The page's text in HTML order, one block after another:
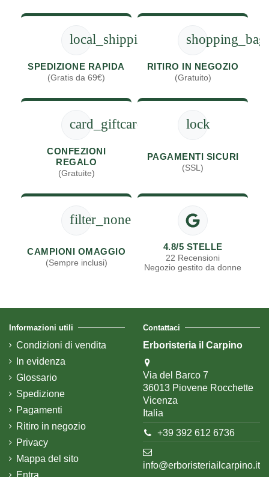
local_shipping
SPEDIZIONE RAPIDA
(Gratis da 69€)
shopping_bag
RITIRO IN NEGOZIO
(Gratuito)
card_giftcard
CONFEZIONI
REGALO
(Gratuite)
lock
PAGAMENTI SICURI
(SSL)
filter_none
CAMPIONI OMAGGIO
(Sempre inclusi)
4.8/5 STELLE
22 Recensioni
Negozio gestito da donne
Informazioni utili
Condizioni di vendita
In evidenza
Glossario
Spedizione
Pagamenti
Ritiro in negozio
Privacy
Mappa del sito
Entra
Contattaci
Erboristeria il Carpino
Via del Barco 7
36013 Piovene Rocchette
Vicenza
Italia
+39 392 612 6736
info@erboristeriailcarpino.it